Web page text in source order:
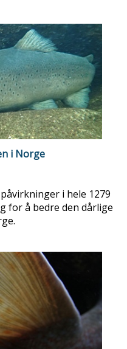
i Norge
i hele 1279
for å bedre den dårlige